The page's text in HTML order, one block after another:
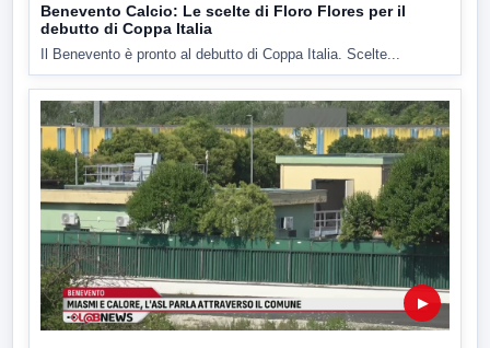
Benevento Calcio: Le scelte di Floro Flores per il
debutto di Coppa Italia
Il Benevento è pronto al debutto di Coppa Italia. Scelte...
▶